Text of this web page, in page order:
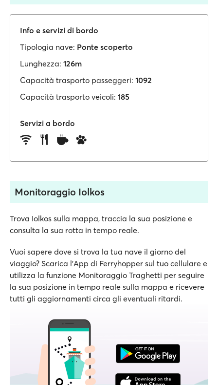
Info e servizi di bordo
Tipologia nave: Ponte scoperto
Lunghezza: 126m
Capacità trasporto passeggeri: 1092
Capacità trasporto veicoli: 185
Servizi a bordo
Monitoraggio Iolkos
Trova Iolkos sulla mappa, traccia la sua posizione e
consulta la sua rotta in tempo reale.
Vuoi sapere dove si trova la tua nave il giorno del
viaggio? Scarica l'App di Ferryhopper sul tuo cellulare e
utilizza la funzione Monitoraggio Traghetti per seguire
la sua posizione in tempo reale sulla mappa e ricevere
tutti gli aggiornamenti circa gli eventuali ritardi.